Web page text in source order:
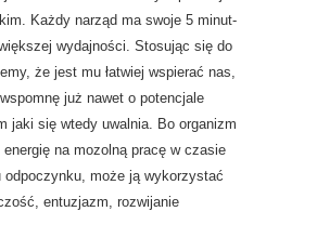
Każdy narząd ma swoje 5 minut-
wydajności. Stosując się do
że jest mu łatwiej wspierać nas,
już nawet o potencjale
jaki się wtedy uwalnia. Bo organizm
na mozolną pracę w czasie
odpoczynku, może ją wykorzystać
entuzjazm, rozwijanie